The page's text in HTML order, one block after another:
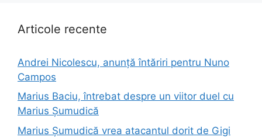
Articole recente
Andrei Nicolescu, anunță întăriri pentru Nuno
Campos
Marius Baciu, întrebat despre un viitor duel cu
Marius Șumudică
Marius Șumudică vrea atacantul dorit de Gigi